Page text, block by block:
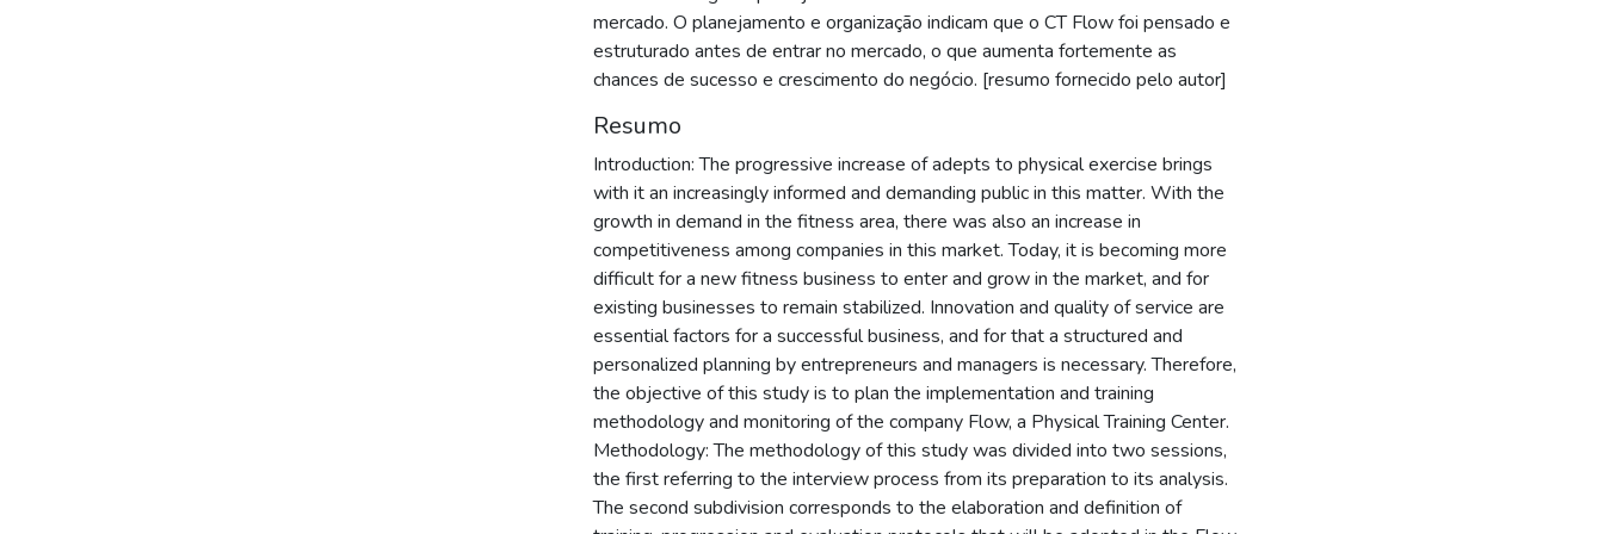
mercado. O planejamento e organização indicam que o CT Flow foi pensado e
estruturado antes de entrar no mercado, o que aumenta fortemente as
chances de sucesso e crescimento do negócio. [resumo fornecido pelo autor]
Resumo
Introduction: The progressive increase of adepts to physical exercise brings
with it an increasingly informed and demanding public in this matter. With the
growth in demand in the fitness area, there was also an increase in
competitiveness among companies in this market. Today, it is becoming more
difficult for a new fitness business to enter and grow in the market, and for
existing businesses to remain stabilized. Innovation and quality of service are
essential factors for a successful business, and for that a structured and
personalized planning by entrepreneurs and managers is necessary. Therefore,
the objective of this study is to plan the implementation and training
methodology and monitoring of the company Flow, a Physical Training Center.
Methodology: The methodology of this study was divided into two sessions,
the first referring to the interview process from its preparation to its analysis.
The second subdivision corresponds to the elaboration and definition of